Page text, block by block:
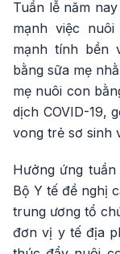
Tuần lễ năm
mạnh việc
mạnh tính bền
bằng sữa mẹ
mẹ nuôi con
dịch COVID-19,
vong trẻ sơ sinh
Hưởng ứng
Bộ Y tế đề nghị
trung ương tổ
đơn vị y tế địa